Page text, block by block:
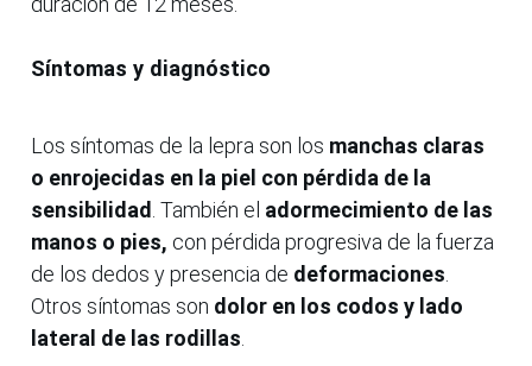
Síntomas y diagnóstico
Los síntomas de la lepra son los manchas claras
o enrojecidas en la piel con pérdida de la
sensibilidad. También el adormecimiento de las
manos o pies, con pérdida progresiva de la fuerza
de los dedos y presencia de deformaciones.
Otros síntomas son dolor en los codos y lado
lateral de las rodillas.